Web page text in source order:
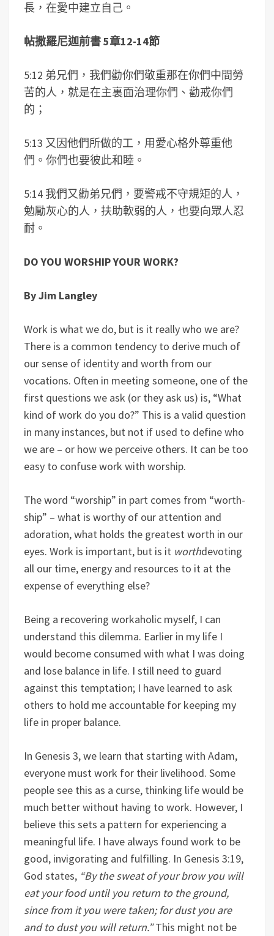
長，在愛中建立自己。
帖撒羅尼迦前書 5章12-14節
5:12 弟兄們，我們勸你們敬重那在你們中間勞
苦的人，就是在主裏面治理你們、勸戒你們
的；
5:13 又因他們所做的工，用愛心格外尊重他
們。你們也要彼此和睦。
5:14 我們又勸弟兄們，要警戒不守規矩的人，
勉勵灰心的人，扶助軟弱的人，也要向眾人忍
耐。
DO YOU WORSHIP YOUR WORK?
By Jim Langley
Work is what we do, but is it really who we are?
There is a common tendency to derive much of
our sense of identity and worth from our
vocations. Often in meeting someone, one of the
first questions we ask (or they ask us) is, “What
kind of work do you do?” This is a valid question
in many instances, but not if used to define who
we are – or how we perceive others. It can be too
easy to confuse work with worship.
The word “worship” in part comes from “worth-
ship” – what is worthy of our attention and
adoration, what holds the greatest worth in our
eyes. Work is important, but is it worthdevoting
all our time, energy and resources to it at the
expense of everything else?
Being a recovering workaholic myself, I can
understand this dilemma. Earlier in my life I
would become consumed with what I was doing
and lose balance in life. I still need to guard
against this temptation; I have learned to ask
others to hold me accountable for keeping my
life in proper balance.
In Genesis 3, we learn that starting with Adam,
everyone must work for their livelihood. Some
people see this as a curse, thinking life would be
much better without having to work. However, I
believe this sets a pattern for experiencing a
meaningful life. I have always found work to be
good, invigorating and fulfilling. In Genesis 3:19,
God states, “By the sweat of your brow you will
eat your food until you return to the ground,
since from it you were taken; for dust you are
and to dust you will return.”This might not be